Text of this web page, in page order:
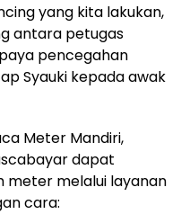
yang kita lakukan,
antara petugas
pencegahan
Syauki kepada awak
Meter Mandiri,
dapat
meter melalui layanan
cara: